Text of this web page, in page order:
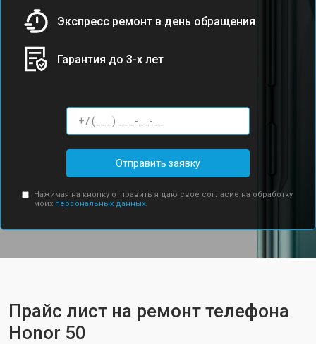
Экспресс ремонт в день обращения
Гарантия до 3-х лет
Отправить заявку
Нажимая на кнопку отправить я даю свое согласие на обработку
моих персональных данных.
Прайс лист на ремонт телефона
Honor 50